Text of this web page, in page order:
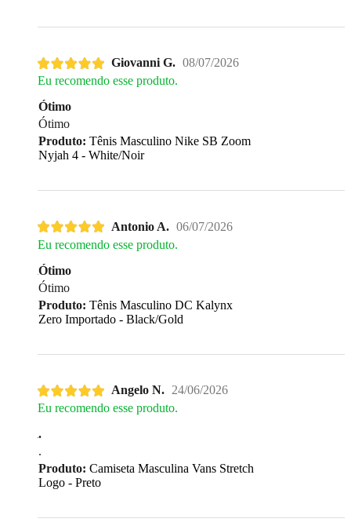
Giovanni G. 08/07/2026
Eu recomendo esse produto.
Ótimo
Ótimo
Produto: Tênis Masculino Nike SB Zoom
Nyjah 4 - White/Noir
Antonio A. 06/07/2026
Eu recomendo esse produto.
Ótimo
Ótimo
Produto: Tênis Masculino DC Kalynx
Zero Importado - Black/Gold
Angelo N. 24/06/2026
Eu recomendo esse produto.
.
.
Produto: Camiseta Masculina Vans Stretch
Logo - Preto